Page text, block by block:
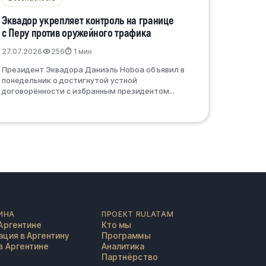
Эквадор укрепляет контроль на границе
с Перу против оружейного трафика
27.07.2026 256⏱ 1 мин
Президент Эквадора Даниэль Ноboa объявил в
понедельник о достигнутой устной
договорённости с избранным президентом...
в Аргентину
Аргентине
ПРОЕКТ RULATAM
Кто мы
Программы
Аналитика
Партнёрство